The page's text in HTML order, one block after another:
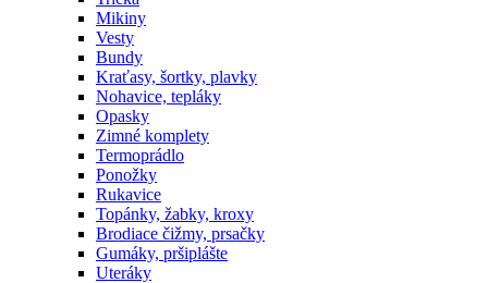
Mikiny
Vesty
Bundy
Kraťasy, šortky, plavky
Nohavice, tepláky
Opasky
Zimné komplety
Termoprádlo
Ponožky
Rukavice
Topánky, žabky, kroxy
Brodiace čižmy, prsačky
Gumáky, pršiplášte
Uteráky